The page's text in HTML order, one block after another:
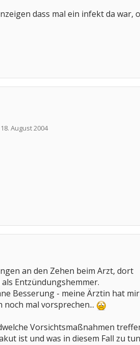
dass mal ein infekt da war,
18. August 2004
an den Zehen beim Arzt, dort
Entzündungshemmer.
Besserung - meine Ärztin hat
mal vorsprechen...
Vorsichtsmaßnahmen
ist und was in diesem Fall zu